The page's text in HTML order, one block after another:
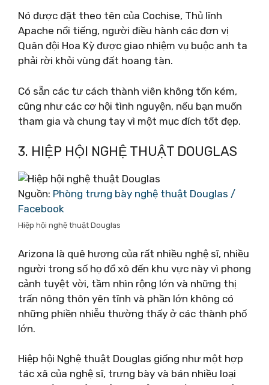
Nó được đặt theo tên của Cochise, Thủ lĩnh
Apache nổi tiếng, người điều hành các đơn vị
Quân đội Hoa Kỳ được giao nhiệm vụ buộc anh ta
phải rời khỏi vùng đất hoang tàn.
Có sẵn các tư cách thành viên không tốn kém,
cũng như các cơ hội tình nguyện, nếu bạn muốn
tham gia và chung tay vì một mục đích tốt đẹp.
3. HIỆP HỘI NGHỆ THUẬT DOUGLAS
Nguồn: Phòng trưng bày nghệ thuật Douglas /
Facebook
Hiệp hội nghệ thuật Douglas
Arizona là quê hương của rất nhiều nghệ sĩ, nhiều
người trong số họ đổ xô đến khu vực này vì phong
cảnh tuyệt vời, tầm nhìn rộng lớn và những thị
trấn nông thôn yên tĩnh và phần lớn không có
những phiền nhiễu thường thấy ở các thành phố
lớn.
Hiệp hội Nghệ thuật Douglas giống như một hợp
tác xã của nghệ sĩ, trưng bày và bán nhiều loại